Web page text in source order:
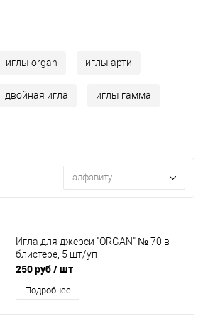
иглы organ иглы арти
двойная игла иглы гамма
алфавиту
Игла для джерси "ORGAN" № 70 в
блистере, 5 шт/уп
250 руб/ шт
Подробнее